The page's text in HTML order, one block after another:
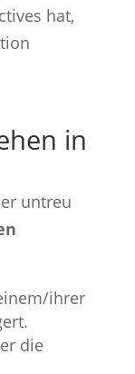
hat,
in
untreu
ihrer
die